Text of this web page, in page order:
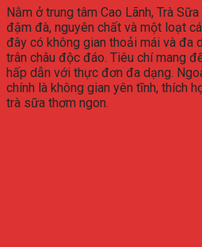
Nằm ở trung tâm Cao Lãnh, Trà
đậm đà, nguyên chất và một loạt
đây có không gian thoải mái và đa
trân châu độc đáo. Tiêu chí mang
hấp dẫn với thực đơn đa dạng.
chính là không gian yên tĩnh, thích
trà sữa thơm ngon.